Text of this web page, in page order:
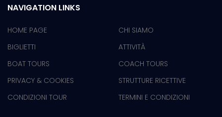
NAVIGATION LINKS
HOME PAGE
BIGLIETTI
BOAT TOURS
PRIVACY & COOKIES
CONDIZIONI TOUR
CHI SIAMO
ATTIVITÀ
COACH TOURS
STRUTTURE RICETTIVE
TERMINI E CONDIZIONI